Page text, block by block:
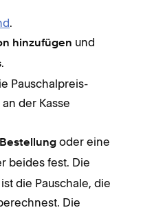
.
hinzufügen und
.
Pauschalpreis-
der Kasse
oder eine
beides fest. Die
die Pauschale, die
Die